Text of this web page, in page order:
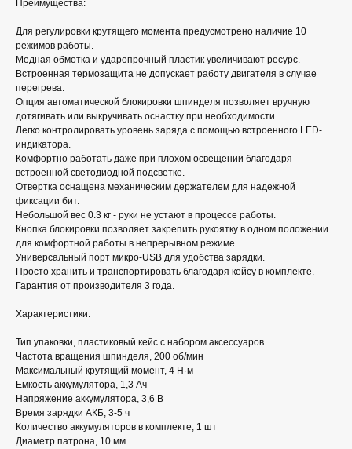
Преимущества:
Для регулировки крутящего момента предусмотрено наличие 10
режимов работы.
Медная обмотка и ударопрочный пластик увеличивают ресурс.
Встроенная термозащита не допускает работу двигателя в случае
перегрева.
Опция автоматической блокировки шпинделя позволяет вручную
дотягивать или выкручивать оснастку при необходимости.
Легко контролировать уровень заряда с помощью встроенного LED-
индикатора.
Комфортно работать даже при плохом освещении благодаря
встроенной светодиодной подсветке.
Отвертка оснащена механическим держателем для надежной
фиксации бит.
Небольшой вес 0.3 кг - руки не устают в процессе работы.
Кнопка блокировки позволяет закрепить рукоятку в одном положении
для комфортной работы в непрерывном режиме.
Универсальный порт микро-USB для удобства зарядки.
Просто хранить и транспортировать благодаря кейсу в комплекте.
Гарантия от производителя 3 года.
Характеристики:
Тип упаковки, пластиковый кейс с набором аксессуаров
Частота вращения шпинделя, 200 об/мин
Максимальный крутящий момент, 4 Н·м
Емкость аккумулятора, 1,3 Ач
Напряжение аккумулятора, 3,6 В
Время зарядки АКБ, 3-5 ч
Количество аккумуляторов в комплекте, 1 шт
Диаметр патрона, 10 мм